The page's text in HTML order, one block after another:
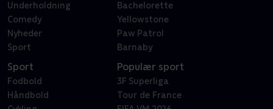
Underholdning
Comedy
Nyheder
Sport
Bachelorette
Yellowstone
Paw Patrol
Barnaby
Sport
Fodbold
Håndbold
Populær sport
3F Superliga
Tour de France